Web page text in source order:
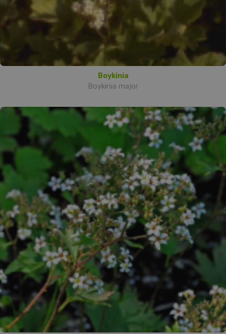
Boykinia
Boykinia major